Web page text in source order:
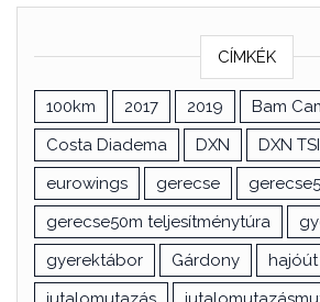
CÍMKÉK
100km 2017 2019 Bam
Costa Diadema
DXN DXN
eurowings
gerecse
gerecse50m teljesítménytúra
gyerektábor
Gárdony
hajóút